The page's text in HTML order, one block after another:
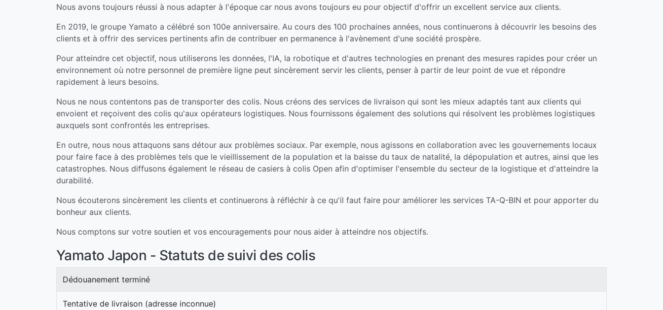
Nous avons toujours réussi à nous adapter à l'époque car nous avons toujours eu pour objectif d'offrir un excellent service aux clients.
En 2019, le groupe Yamato a célébré son 100e anniversaire. Au cours des 100 prochaines années, nous continuerons à découvrir les besoins des
clients et à offrir des services pertinents afin de contribuer en permanence à l'avènement d'une société prospère.
Pour atteindre cet objectif, nous utiliserons les données, l'IA, la robotique et d'autres technologies en prenant des mesures rapides pour créer un
environnement où notre personnel de première ligne peut sincèrement servir les clients, penser à partir de leur point de vue et répondre
rapidement à leurs besoins.
Nous ne nous contentons pas de transporter des colis. Nous créons des services de livraison qui sont les mieux adaptés tant aux clients qui
envoient et reçoivent des colis qu'aux opérateurs logistiques. Nous fournissons également des solutions qui résolvent les problèmes logistiques
auxquels sont confrontés les entreprises.
En outre, nous nous attaquons sans détour aux problèmes sociaux. Par exemple, nous agissons en collaboration avec les gouvernements locaux
pour faire face à des problèmes tels que le vieillissement de la population et la baisse du taux de natalité, la dépopulation et autres, ainsi que les
catastrophes. Nous diffusons également le réseau de casiers à colis Open afin d'optimiser l'ensemble du secteur de la logistique et d'atteindre la
durabilité.
Nous écouterons sincèrement les clients et continuerons à réfléchir à ce qu'il faut faire pour améliorer les services TA-Q-BIN et pour apporter du
bonheur aux clients.
Nous comptons sur votre soutien et vos encouragements pour nous aider à atteindre nos objectifs.
Yamato Japon - Statuts de suivi des colis
Dédouanement terminé
Tentative de livraison (adresse inconnue)